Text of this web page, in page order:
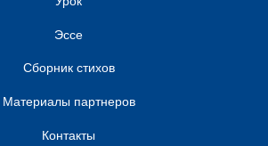
Эссе
Сборник стихов
Материалы партнеров
Контакты